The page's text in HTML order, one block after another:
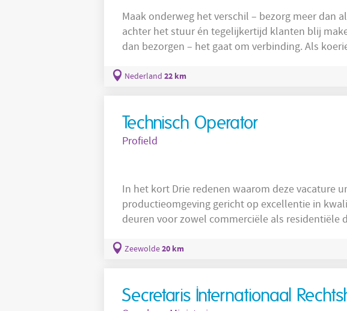
Maak onderweg het verschil – bezorg meer dan
achter het stuur én tegelijkertijd klanten blij
dan bezorgen – het gaat om verbinding. Als
ervaring. Stap in die bus, zet je beste glimlach op
Nederland 22 km
Technisch Operator
Profield
In het kort Drie redenen waarom deze vacature uniek is! Een geavanceerde
productieomgeving gericht op excellentie in kwaliteit. Draag bij aan de
deuren voor zowel commerciële als residentiële doeleinden. Dankzij de
ontwikkeling binnen handbereik. De organisatie Hier ga je aan de slag Hier worden
Zeewolde20 km
Secretaris Internationaal